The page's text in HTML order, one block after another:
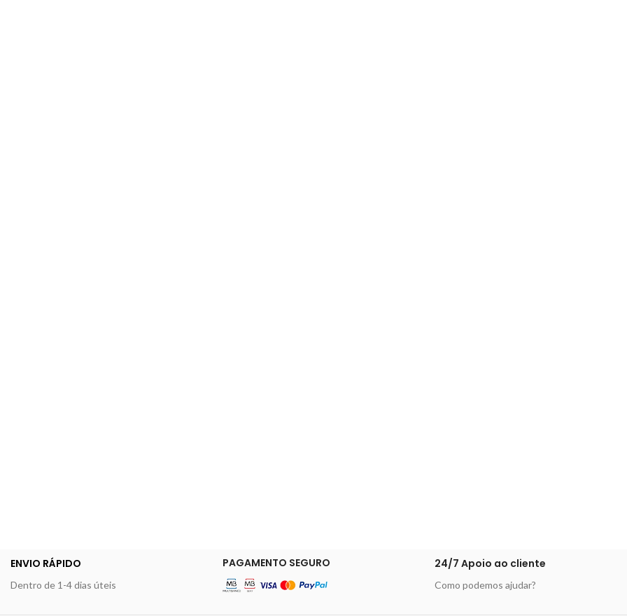
ENVIO RÁPIDO
Dentro de 1-4 dias úteis
PAGAMENTO SEGURO 24/7 Apoio ao cliente
Como podemos ajudar?